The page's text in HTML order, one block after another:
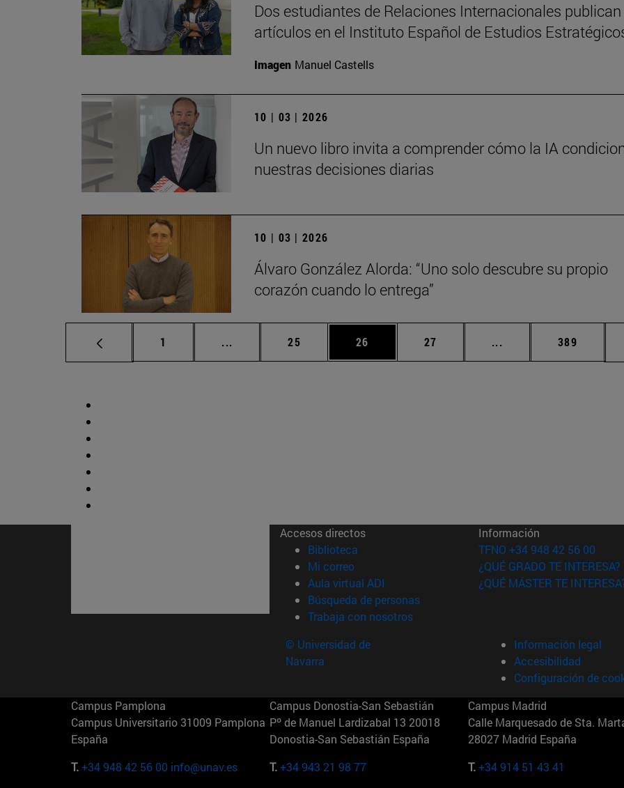
Dos estudiantes de Relaciones Internacionales publican
artículos en el Instituto Español de Estudios
Imagen Manuel Castells
10 | 03 | 2026
Un nuevo libro invita a comprender cómo la IA
nuestras decisiones diarias
10 | 03 | 2026
Álvaro González Alorda: “Uno solo descubre su propio
corazón cuando lo entrega”
Página
1 ... Páginas intermedias Use TAB para desplazarse.
Página
25 Página
26 Página
27 ... Páginas intermedias
Página
389
Accesos directos
Biblioteca (abre en nueva ventana)
Mi correo(abre en nueva ventana)
Aula virtual ADI (abre en nueva ventana)
Búsqueda de personas(abre en nueva ventana)
Trabaja con nosotros(abre en nueva ventana)
Información
TFNO +34 948 42 56 00
¿QUÉ GRADO TE INTERESA?
¿QUÉ MÁSTER TE
© Universidad de
Navarra
Información legal
Accesibilidad
Configuración de
Campus Pamplona
Campus Universitario 31009 Pamplona
España
T.+34 948 42 56 00 info@unav.es
Campus Donostia-San Sebastián
Pº de Manuel Lardizabal 13 20018
Donostia-San Sebastián España
T.+34 943 21 98 77
Campus Madrid
Calle Marquesado de Sta.
28027 Madrid España
T.+34 914 51 43 41